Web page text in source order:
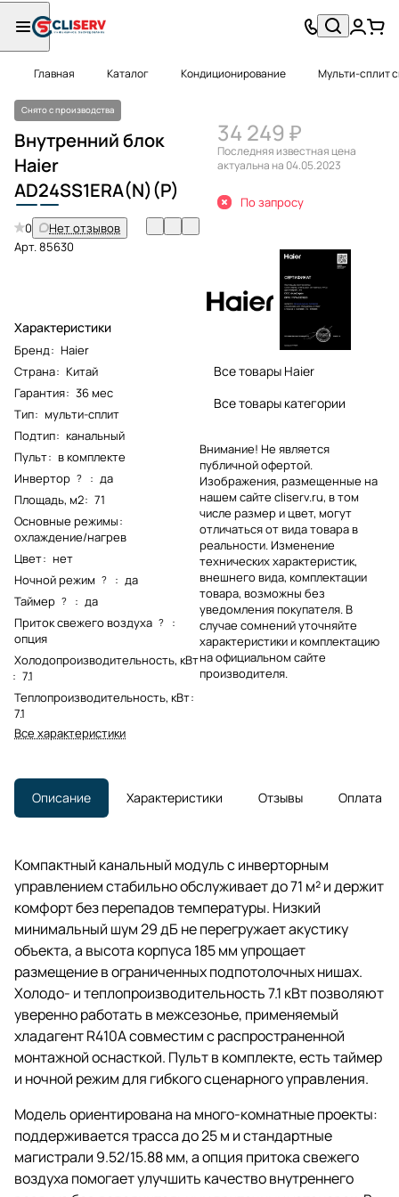
Главная Каталог Кондиционирование Мульти-сплит
Снято с производства
Внутренний блок
Haier
AD24SS1ERA(N)(P)
0
Нет отзывов
Арт.85630
Характеристики
Бренд: Haier
Страна: Китай
Гарантия: 36 мес
Тип: мульти-сплит
Подтип: канальный
Пульт: в комплекте
Инвертор ? : да
Площадь, м2: 71
Основные режимы:
охлаждение/нагрев
Цвет: нет
Ночной режим ? : да
Таймер ? : да
Приток свежего воздуха ?
:
опция
Холодопроизводительность, кВт
: 7.1
Теплопроизводительность, кВт:
7.1
Все характеристики
34 249 ₽
Последняя известная цена
актуальна на 04.05.2023
По запросу
Все товары Haier
Все товары категории
Внимание! Не является
публичной офертой.
Изображения, размещенные на
нашем сайте cliserv.ru, в том
числе размер и цвет, могут
отличаться от вида товара в
реальности. Изменение
технических характеристик,
внешнего вида, комплектации
товара, возможны без
уведомления покупателя. В
случае сомнений уточняйте
характеристики и комплектацию
на официальном сайте
производителя.
Описание Характеристики Отзывы Оплата
Компактный канальный модуль с инверторным
управлением стабильно обслуживает до 71 м² и держит
комфорт без перепадов температуры. Низкий
минимальный шум 29 дБ не перегружает акустику
объекта, а высота корпуса 185 мм упрощает
размещение в ограниченных подпотолочных нишах.
Холодо- и теплопроизводительность 7.1 кВт позволяют
уверенно работать в межсезонье, применяемый
хладагент R410A совместим с распространенной
монтажной оснасткой. Пульт в комплекте, есть таймер
и ночной режим для гибкого сценарного управления.
Модель ориентирована на много-комнатные проекты:
поддерживается трасса до 25 м и стандартные
магистрали 9.52/15.88 мм, а опция притока свежего
воздуха помогает улучшить качество внутреннего